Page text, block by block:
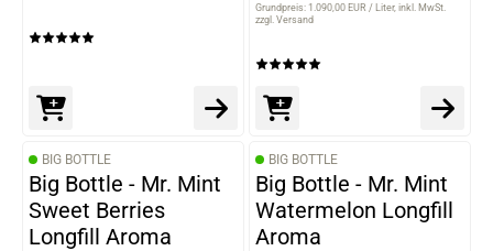
Grundpreis: 1.090,00 EUR / Liter inkl. MwSt.
zzgl. Versand
BIG BOTTLE
Big Bottle - Mr. Mint
Sweet Berries
Longfill Aroma
BIG BOTTLE
Big Bottle - Mr. Mint
Watermelon Longfill
Aroma